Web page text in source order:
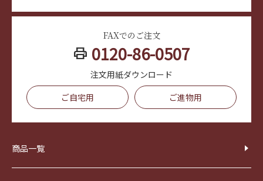
FAXでのご注文
print 0120-86-0507
注文用紙ダウンロード
ご自宅用
ご進物用
商品一覧